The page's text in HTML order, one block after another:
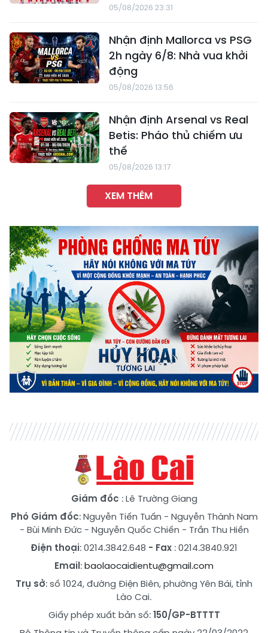
05/08/2026 23:31
Nhận định Mallorca vs PSG
2h ngày 6/8: Nhà vua khởi
động
05/08/2026 13:56
Nhận định Arsenal vs Real
Betis: Pháo thủ chiếm ưu
thế
05/08/2026 13:17
XEM THÊM
Giám đốc : Lê Trường Giang
Phó Giám đốc:Nguyễn Tiến Tuấn - Nguyễn Thành Nam
- Bùi Minh Đức- Nguyễn Quốc Chiến - Trần Thu Hiền
Điện thoại: 0214.3842.648 - Fax : 0214.3840.921
Email:baolaocaidientu@gmail.com
Trụ sở: số 1024, đường Điện Biên, phường Yên Bái, tỉnh
Lào Cai.
Giấy phép xuất bản số:150/GP-BTTTT